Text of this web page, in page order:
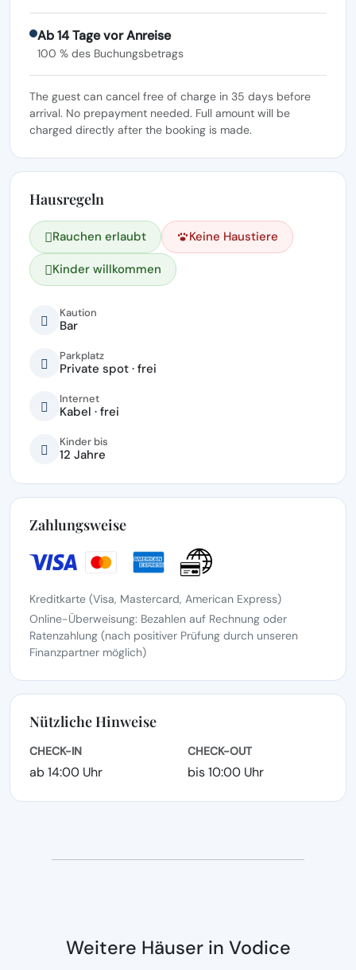
Ab 14 Tage vor Anreise
100 % des Buchungsbetrags
The guest can cancel free of charge in 35 days before
arrival. No prepayment needed. Full amount will be
charged directly after the booking is made.
Hausregeln
Rauchen erlaubt Keine Haustiere
Kinder willkommen
Kaution
Bar
Parkplatz
Private spot · frei
Internet
Kabel · frei
Kinder bis
12 Jahre
Zahlungsweise
Kreditkarte (Visa, Mastercard, American Express)
Online-Überweisung: Bezahlen auf Rechnung oder
Ratenzahlung (nach positiver Prüfung durch unseren
Finanzpartner möglich)
Nützliche Hinweise
CHECK-IN
ab 14:00 Uhr
CHECK-OUT
bis 10:00 Uhr
Weitere Häuser in Vodice